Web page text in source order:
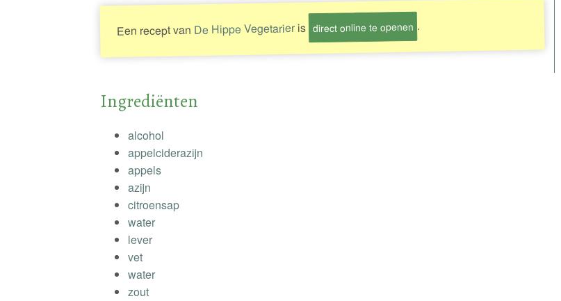
Een recept van De Hippe Vegetarieris direct online te openen .
Ingrediënten
alcohol
appelciderazijn
appels
azijn
citroensap
water
lever
vet
water
zout